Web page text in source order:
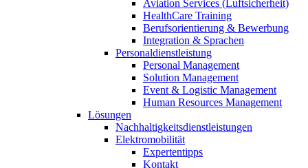
Aviation Services (Luftsicherheit)
HealthCare Training
Berufsorientierung & Bewerbung
Integration & Sprachen
Personaldienstleistung
Personal Management
Solution Management
Event & Logistic Management
Human Resources Management
Lösungen
Nachhaltigkeitsdienstleistungen
Elektromobilität
Expertentipps
Kontakt